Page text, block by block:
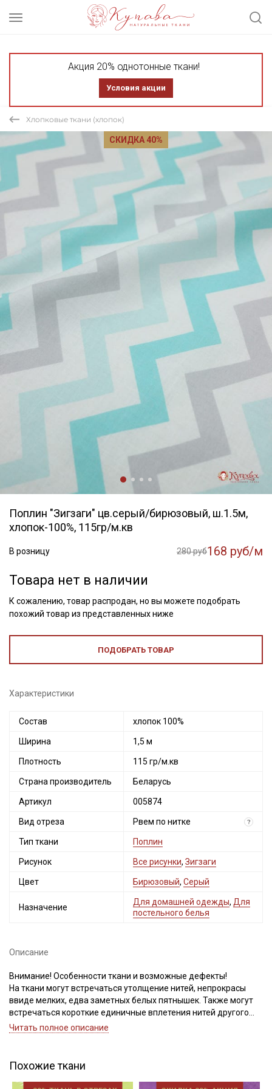
Акция 20% однотонные ткани!
Условия акции
Хлопковые ткани (хлопок)
СКИДКА 40%
Поплин "Зигзаги" цв.серый/бирюзовый, ш.1.5м,
хлопок-100%, 115гр/м.кв
В розницу 280 руб168 руб/м
Товара нет в наличии
К сожалению, товар распродан, но вы можете подобрать
похожий товар из представленных ниже
ПОДОБРАТЬ ТОВАР
Характеристики
Состав хлопок 100%
Ширина 1,5 м
Плотность 115 гр/м.кв
Страна производитель Беларусь
Артикул 005874
Вид отреза Рвем по нитке ?
Тип ткани Поплин
Рисунок Все рисунки, Зигзаги
Цвет Бирюзовый, Серый
Назначение
Для домашней одежды, Для
постельного белья
Описание
Внимание! Особенности ткани и возможные дефекты!
На ткани могут встречаться утолщение нитей, непрокрасы
ввиде мелких, едва заметных белых пятнышек. Также могут
встречаться короткие единичные вплетения нитей другого
цвета. Для данного вида ткани это браком и дефектом не
Зигзаг расположен вдоль кромки.
гигроскопичная, не накапливает статического электричества;
Читать полное описание
Похожие ткани
Секретная рассылка от Купава
Мы публикуем здесь дополнительные
промокоды и скидки до 30% на узкие
Электронная почта
Ознакомлен(а) сПолитикой обработки персональных
данныхи даюСогласие на обработку персональных
данных
ДаюСогласие на получение рекламных и
информационных рассылок